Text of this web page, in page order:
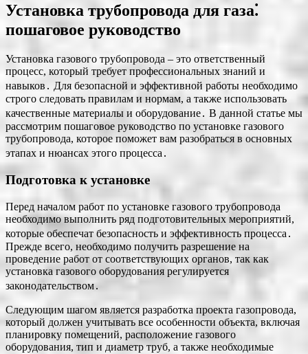
Установка трубопровода для газа⁚
пошаговое руководство
Установка газового трубопровода – это ответственный
процесс, который требует профессиональных знаний и
навыков․ Для безопасной и эффективной работы необходимо
строго следовать правилам и нормам, а также использовать
качественные материалы и оборудование․ В данной статье мы
рассмотрим пошаговое руководство по установке газового
трубопровода, которое поможет вам разобраться в основных
этапах и нюансах этого процесса․
Подготовка к установке
Перед началом работ по установке газового трубопровода
необходимо выполнить ряд подготовительных мероприятий,
которые обеспечат безопасность и эффективность процесса․
Прежде всего, необходимо получить разрешение на
проведение работ от соответствующих органов, так как
установка газового оборудования регулируется
законодательством․
Следующим шагом является разработка проекта газопровода,
который должен учитывать все особенности объекта, включая
планировку помещений, расположение газового
оборудования, тип и диаметр труб, а также необходимые